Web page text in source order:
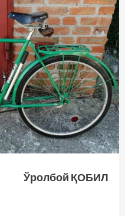
Ўролбой ҚОБИЛ